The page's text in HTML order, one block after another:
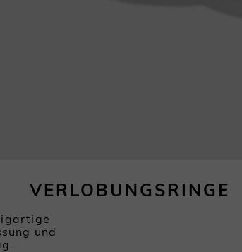
VERLOBUNGSRINGE
und